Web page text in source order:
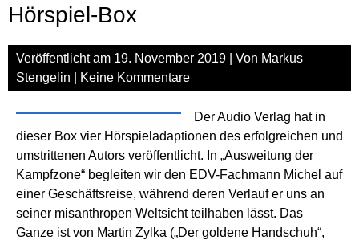
Hörspiel-Box
Veröffentlicht am 19. November 2019 | Von Markus
Stengelin
Keine Kommentare
Der Audio Verlag hat in
dieser Box vier Hörspieladaptionen des erfolgreichen und
umstrittenen Autors veröffentlicht. In „Ausweitung der
Kampfzone“ begleiten wir den EDV-Fachmann Michel auf
einer Geschäftsreise, während deren Verlauf er uns an
seiner misanthropen Weltsicht teilhaben lässt. Das
Ganze ist von Martin Zylka („Der goldene Handschuh“,